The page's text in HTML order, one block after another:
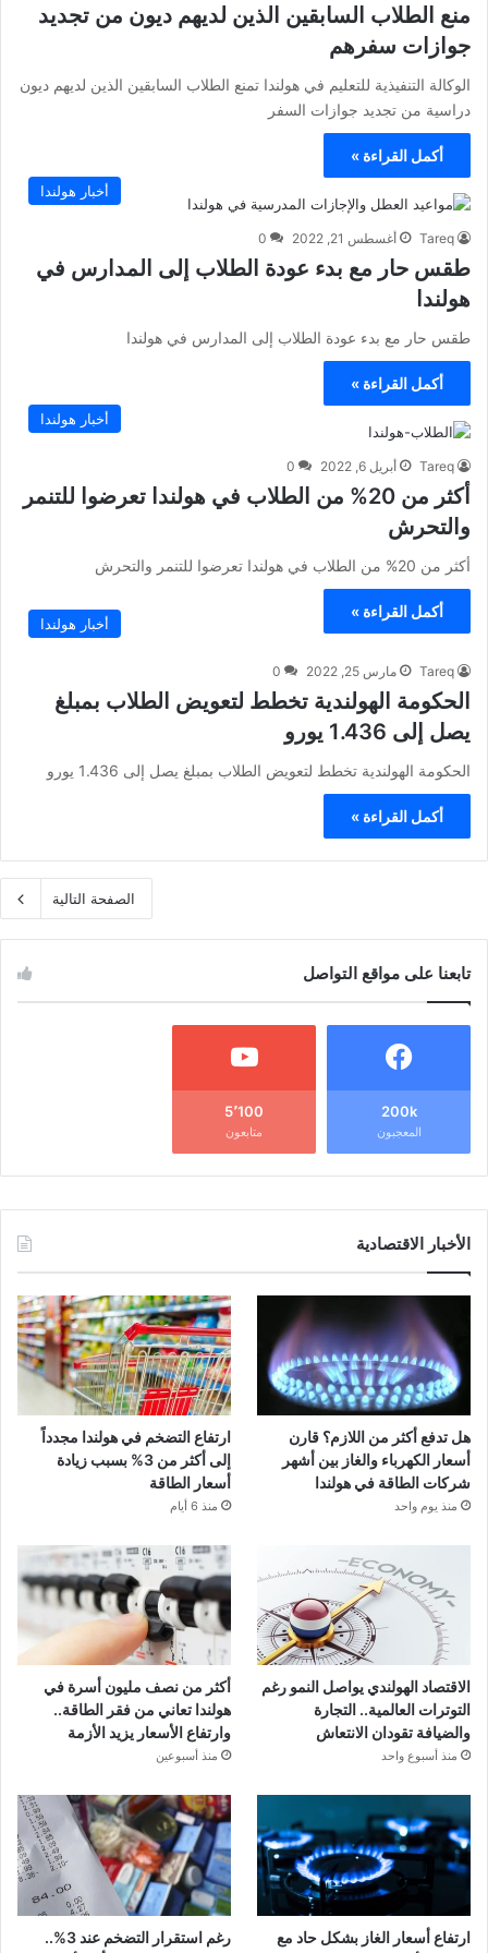
منع الطلاب السابقين الذين لديهم ديون من تجديد
جوازات سفرهم
الوكالة التنفيذية للتعليم في هولندا تمنع الطلاب السابقين الذين لديهم ديون
دراسية من تجديد جوازات السفر
أكمل القراءة »
أخبار هولندا
Tareq أغسطس 21, 2022 0
طقس حار مع بدء عودة الطلاب إلى المدارس في
هولندا
طقس حار مع بدء عودة الطلاب إلى المدارس في هولندا
أكمل القراءة »
أخبار هولندا
Tareq أبريل 6, 2022 0
أكثر من 20% من الطلاب في هولندا تعرضوا للتنمر
والتحرش
أكثر من 20% من الطلاب في هولندا تعرضوا للتنمر والتحرش
أكمل القراءة »
أخبار هولندا
Tareq مارس 25, 2022 0
الحكومة الهولندية تخطط لتعويض الطلاب بمبلغ
يصل إلى 1.436 يورو
الحكومة الهولندية تخطط لتعويض الطلاب بمبلغ يصل إلى 1.436 يورو
أكمل القراءة »
الصفحة التالية
تابعنا على مواقع التواصل
200k
المعجبون
5٬100
متابعون
الأخبار الاقتصادية
هل تدفع أكثر من اللازم؟ قارن
أسعار الكهرباء والغاز بين أشهر
شركات الطاقة في هولندا
منذ يوم واحد
ارتفاع التضخم في هولندا مجدداً
إلى أكثر من 3% بسبب زيادة
أسعار الطاقة
منذ 6 أيام
الاقتصاد الهولندي يواصل النمو رغم
التوترات العالمية.. التجارة
والضيافة تقودان الانتعاش
منذ أسبوع واحد
أكثر من نصف مليون أسرة في
هولندا تعاني من فقر الطاقة..
وارتفاع الأسعار يزيد الأزمة
منذ أسبوعين
ارتفاع أسعار الغاز بشكل حاد مع
رغم استقرار التضخم عند 3%..